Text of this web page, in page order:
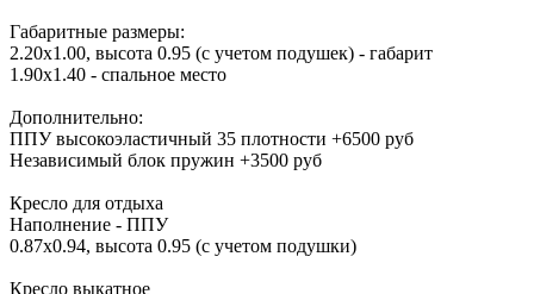
Габаритные размеры:
2.20х1.00, высота 0.95 (с учетом подушек) - габарит
1.90х1.40 - спальное место
Дополнительно:
ППУ высокоэластичный 35 плотности +6500 руб
Независимый блок пружин +3500 руб
Кресло для отдыха
Наполнение - ППУ
0.87х0.94, высота 0.95 (с учетом подушки)
Кресло выкатное